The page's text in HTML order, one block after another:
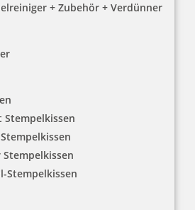
+ Zubehör + Verdünner
Stempelkissen
Stempelkissen
Stempelkissen